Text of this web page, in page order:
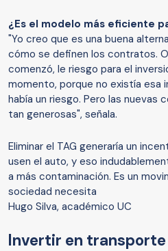
¿Es el modelo más eficiente
"Yo creo que es una buena
cómo se definen los contratos.
comenzó, le riesgo para el
momento, porque no existía esa
había un riesgo. Pero las nuevas
tan generosas", señala.
Eliminar el TAG generaría un
usen el auto, y eso
a más contaminación. Es un
sociedad necesita
Hugo Silva, académico UC
Invertir en transporte